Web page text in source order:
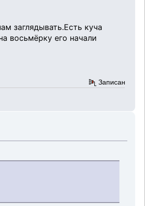
заглядывать.Есть куча
восьмёрку его начали
Записан